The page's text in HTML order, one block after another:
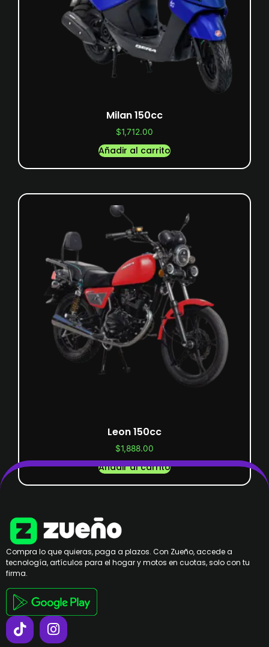
Milan 150cc
$1,712.00
Añadir al carrito
Leon 150cc
$1,888.00
Añadir al carrito
Compra lo que quieras, paga a plazos. Con Zueño, accede a
tecnología, artículos para el hogar y motos en cuotas, solo con tu
firma.